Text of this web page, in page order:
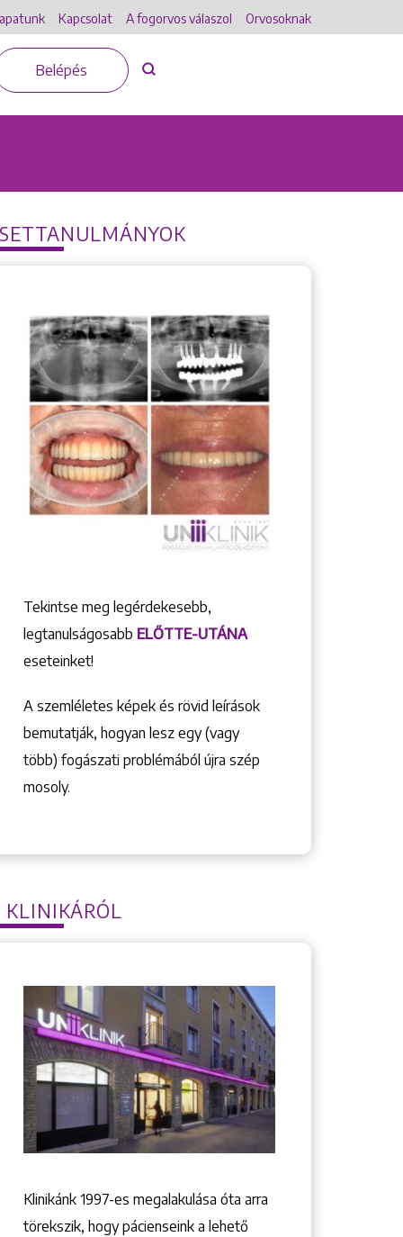
Kapcsolat A fogorvos válaszol Orvosoknak
Belépés
Tekintse meg legérdekesebb,
legtanulságosabb ELŐTTE-UTÁNA
eseteinket!
A szemléletes képek és rövid leírások
bemutatják, hogyan lesz egy (vagy
több) fogászati problémából újra szép
mosoly.
KLINIKÁRÓL
Klinikánk 1997-­es megalakulása óta arra
törekszik, hogy pácienseink a lehető